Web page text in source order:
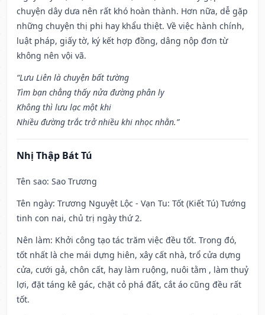
chuyện dây dưa nên rất khó hoàn thành. Hơn nữa, dễ gặp
những chuyện thị phi hay khẩu thiệt. Về việc hành chính,
luật pháp, giấy tờ, ký kết hợp đồng, dâng nộp đơn từ
không nên vội vã.
“Lưu Liên là chuyện bất tường
Tìm bạn chẳng thấy nửa đường phân ly
Không thì lưu lạc một khi
Nhiều đường trắc trở nhiều khi nhọc nhằn.”
Nhị Thập Bát Tú
Tên sao: Sao Trương
Tên ngày: Trương Nguyệt Lộc - Vạn Tu: Tốt (Kiết Tú) Tướng
tinh con nai, chủ trị ngày thứ 2.
Nên làm: Khởi công tạo tác trăm việc đều tốt. Trong đó,
tốt nhất là che mái dựng hiên, xây cất nhà, trổ cửa dựng
cửa, cưới gả, chôn cất, hay làm ruộng, nuôi tằm , làm thuỷ
lợi, đặt táng kê gác, chặt cỏ phá đất, cắt áo cũng đều rất
tốt.